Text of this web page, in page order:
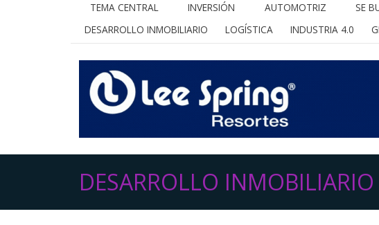
TEMA CENTRAL INVERSIÓN AUTOMOTRIZ SE
DESARROLLO INMOBILIARIO
LOGÍSTICA INDUSTRIA 4.0
DESARROLLO INMOBILIARIO